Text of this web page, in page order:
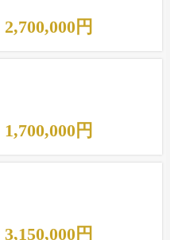
2,700,000円
1,700,000円
3,150,000円